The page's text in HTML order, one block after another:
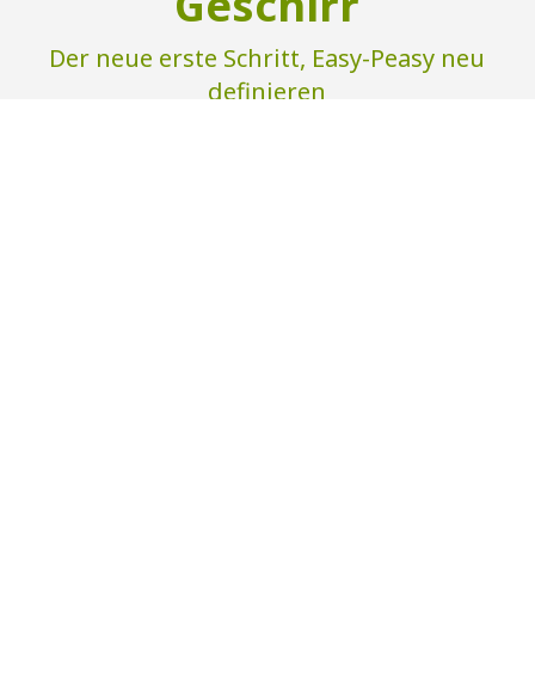
Der neue erste Schritt, Easy-Peasy neu
definieren